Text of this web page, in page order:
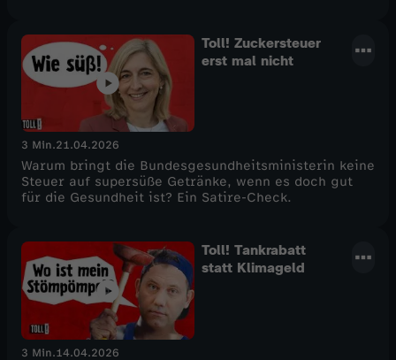
Toll! Zuckersteuer
erst mal nicht
3 Min.21.04.2026
Warum bringt die Bundesgesundheitsministerin keine
Steuer auf supersüße Getränke, wenn es doch gut
für die Gesundheit ist? Ein Satire-Check.
Toll! Tankrabatt
statt Klimageld
3 Min.14.04.2026